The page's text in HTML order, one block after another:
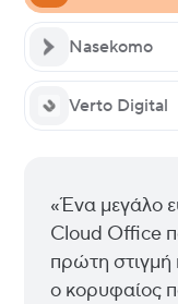
Nasekomo
Verto Digital
«Ένα μεγάλο
Cloud Office
πρώτη στιγμή
ο κορυφαίος